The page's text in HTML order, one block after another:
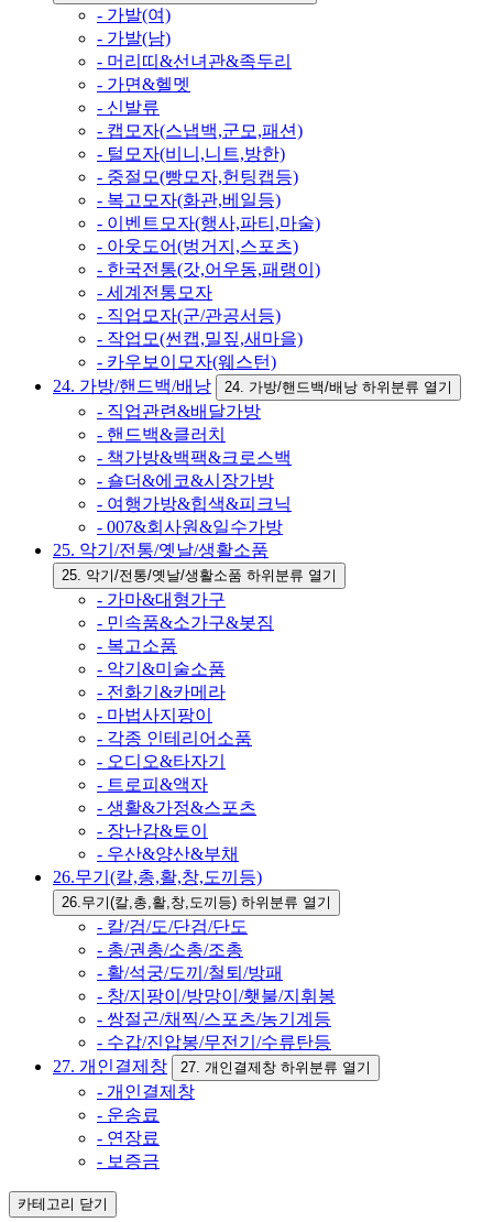
- 가발(여)
- 가발(남)
- 머리띠&선녀관&족두리
- 가면&헬멧
- 신발류
- 캡모자(스냅백,군모,패션)
- 털모자(비니,니트,방한)
- 중절모(빵모자,헌팅캡등)
- 복고모자(화관,베일등)
- 이벤트모자(행사,파티,마술)
- 아웃도어(벙거지,스포츠)
- 한국전통(갓,어우동,패랭이)
- 세계전통모자
- 직업모자(군/관공서등)
- 작업모(썬캡,밀짚,새마을)
- 카우보이모자(웨스턴)
24. 가방/핸드백/배낭
24. 가방/핸드백/배낭 하위분류 열기
- 직업관련&배달가방
- 핸드백&클러치
- 책가방&백팩&크로스백
- 숄더&에코&시장가방
- 여행가방&힙색&피크닉
- 007&회사원&일수가방
25. 악기/전통/옛날/생활소품
25. 악기/전통/옛날/생활소품 하위분류 열기
- 가마&대형가구
- 민속품&소가구&봇짐
- 복고소품
- 악기&미술소품
- 전화기&카메라
- 마법사지팡이
- 각종 인테리어소품
- 오디오&타자기
- 트로피&액자
- 생활&가정&스포츠
- 장난감&토이
- 우산&양산&부채
26.무기(칼,총,활,창,도끼등)
26.무기(칼,총,활,창,도끼등) 하위분류 열기
- 칼/검/도/단검/단도
- 총/권총/소총/조총
- 활/석궁/도끼/철퇴/방패
- 창/지팡이/방망이/횃불/지휘봉
- 쌍절곤/채찍/스포츠/농기계등
- 수갑/진압봉/무전기/수류탄등
27. 개인결제창
27. 개인결제창 하위분류 열기
- 개인결제창
- 운송료
- 연장료
- 보증금
카테고리 닫기